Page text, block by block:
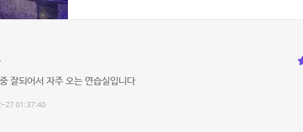
잘되어서 자주 오는 연습실입니다
27 01:37:40